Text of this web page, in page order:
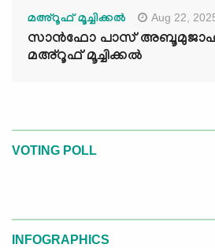
മഅ്റൂഫ് മൂച്ചിക്കല്‍ Aug 22,
സാൻഫോ പാസ്
മഅ്റൂഫ് മൂച്ചിക്കല്‍
VOTING POLL
INFOGRAPHICS